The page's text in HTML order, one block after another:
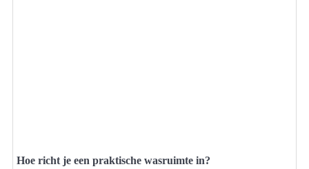
Hoe richt je een praktische wasruimte in?